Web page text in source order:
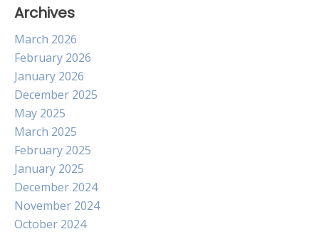
Archives
March 2026
February 2026
January 2026
December 2025
May 2025
March 2025
February 2025
January 2025
December 2024
November 2024
October 2024